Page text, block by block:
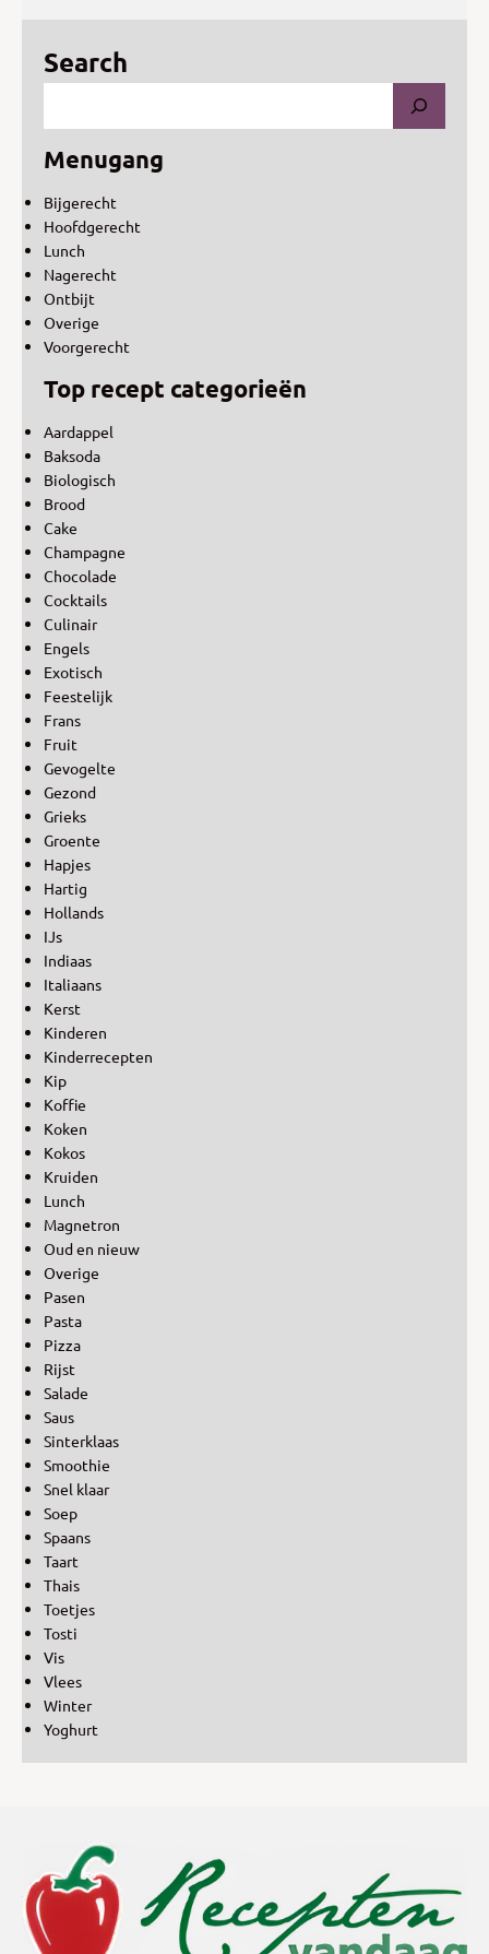
Search
Menugang
Bijgerecht
Hoofdgerecht
Lunch
Nagerecht
Ontbijt
Overige
Voorgerecht
Top recept categorieën
Aardappel
Baksoda
Biologisch
Brood
Cake
Champagne
Chocolade
Cocktails
Culinair
Engels
Exotisch
Feestelijk
Frans
Fruit
Gevogelte
Gezond
Grieks
Groente
Hapjes
Hartig
Hollands
IJs
Indiaas
Italiaans
Kerst
Kinderen
Kinderrecepten
Kip
Koffie
Koken
Kokos
Kruiden
Lunch
Magnetron
Oud en nieuw
Overige
Pasen
Pasta
Pizza
Rijst
Salade
Saus
Sinterklaas
Smoothie
Snel klaar
Soep
Spaans
Taart
Thais
Toetjes
Tosti
Vis
Vlees
Winter
Yoghurt